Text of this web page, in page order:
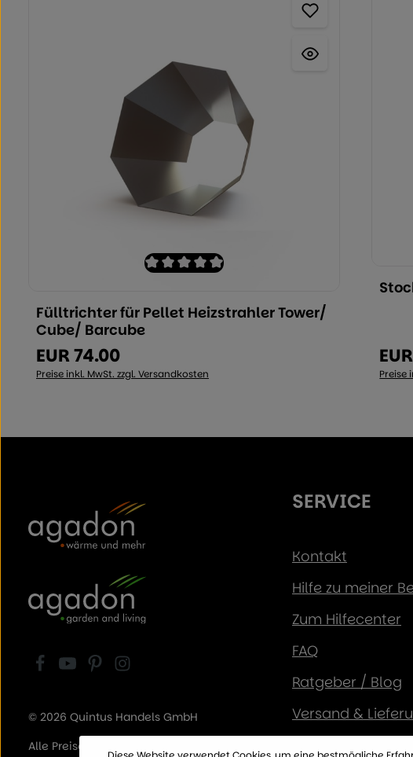
Durchschnittliche Bewertung von 0 von 5
Produkt Anzahl: Geben Sie den
Fülltrichter für Pellet Heizstrahler Tower/
Cube/ Barcube
Regulärer Preis:
EUR 74.00
Preise inkl. MwSt. zzgl. Versandkosten Preise
© 2026 Quintus Handels GmbH
Alle Preise inkl. der gesetzl. MwSt.
SERVICE
Kontakt
Hilfe zu meiner
Zum Hilfecenter
FAQ
Ratgeber / Blog
Versand &